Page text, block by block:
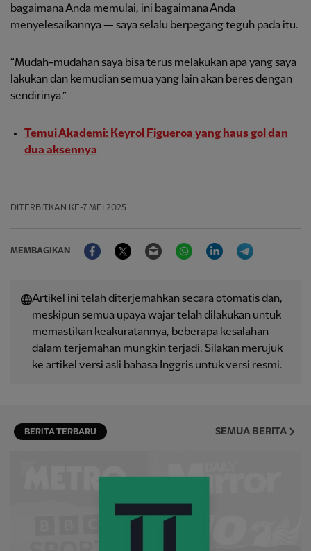
bagaimana Anda memulai, ini bagaimana Anda
menyelesaikannya — saya selalu berpegang teguh pada itu.
“Mudah-mudahan saya bisa terus melakukan apa yang saya
lakukan dan kemudian semua yang lain akan beres dengan
sendirinya.”
Temui Akademi: Keyrol Figueroa yang haus gol dan
dua aksennya
DITERBITKAN KE-7 MEI 2025
MEMBAGIKAN
FacebookTwitter Email WhatsAppLinkedIn
Artikel ini telah diterjemahkan secara otomatis dan,
meskipun semua upaya wajar telah dilakukan untuk
memastikan keakuratannya, beberapa kesalahan
dalam terjemahan mungkin terjadi. Silakan merujuk
ke artikel versi asli bahasa Inggris untuk versi resmi.
BERITA TERBARU SEMUA BERITA